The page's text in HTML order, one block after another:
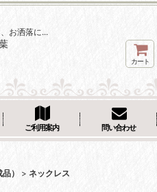
お洒落に...
カート
ご利用案内 問い合わせ
） > ネックレス